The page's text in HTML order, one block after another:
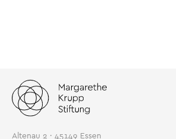
Altenau 2 · 45149 Essen